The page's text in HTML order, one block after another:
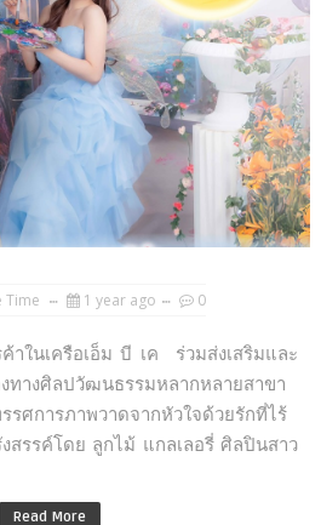
Time 1 year ago 0
ในเครือเอ็ม บี เค ร่วมส่งเสริมและ
ทางศิลปวัฒนธรรมหลากหลายสาขา
ศการภาพวาดจากหัวใจด้วยรักที่ไร้
สรรค์โดย ลูกไม้ แกลเลอรี่ ศิลปินสาว
Read More